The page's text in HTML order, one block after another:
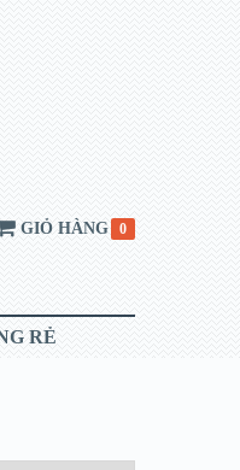
GIỎ HÀNG 0
RẺ